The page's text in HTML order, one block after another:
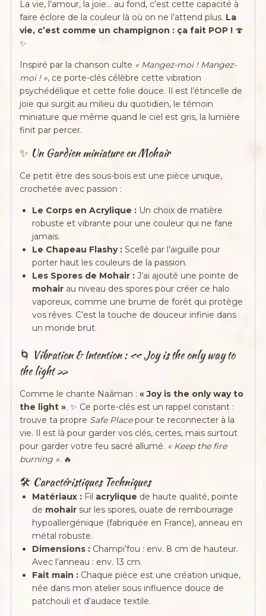
La vie, l’amour, la joie… au fond, c’est cette capacité à
faire éclore de la couleur là où on ne l’attend plus. La
vie, c’est comme un champignon : ça fait POP ! 🍄
✨
Inspiré par la chanson culte « Mangez-moi ! Mangez-
moi ! », ce porte-clés célèbre cette vibration
psychédélique et cette folie douce. Il est l’étincelle de
joie qui surgit au milieu du quotidien, le témoin
miniature que même quand le ciel est gris, la lumière
finit par percer.
✨ Un Gardien miniature en Mohair
Ce petit être des sous-bois est une pièce unique,
crochetée avec passion :
Le Corps en Acrylique : Un choix de matière
robuste et vibrante pour une couleur qui ne fane
jamais.
Le Chapeau Flashy : Scellé par l’aiguille pour
porter haut les couleurs de la passion.
Les Spores de Mohair : J’ai ajouté une pointe de
mohair au niveau des spores pour créer ce halo
vaporeux, comme une brume de forêt qui protège
vos rêves. C’est la touche de douceur infinie dans
un monde brut.
🌀 Vibration & Intention : « Joy is the only way to
the light »
Comme le chante Naâman :« Joy is the only way to
the light ». ✨ Ce porte-clés est un rappel constant :
trouve ta propre Safe Placepour te reconnecter à la
vie. Il est là pour garder vos clés, certes, mais surtout
pour garder votre feu sacré allumé. « Keep the fire
burning ». 🔥
🛠 Caractéristiques Techniques
Matériaux : Fil acrylique de haute qualité, pointe
de mohair sur les spores, ouate de rembourrage
hypoallergénique (fabriquée en France), anneau en
métal robuste.
Dimensions : Champi’fou : env. 8 cm de hauteur.
Avec l’anneau : env. 13 cm.
Fait main : Chaque pièce est une création unique,
née dans mon atelier sous influence douce de
patchouli et d’audace textile.